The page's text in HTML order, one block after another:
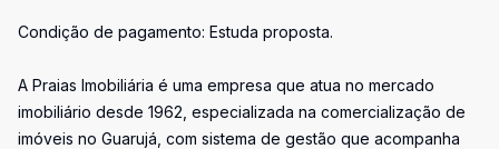
Condição de pagamento: Estuda proposta.
A Praias Imobiliária é uma empresa que atua no mercado
imobiliário desde 1962, especializada na comercialização de
imóveis no Guarujá, com sistema de gestão que acompanha